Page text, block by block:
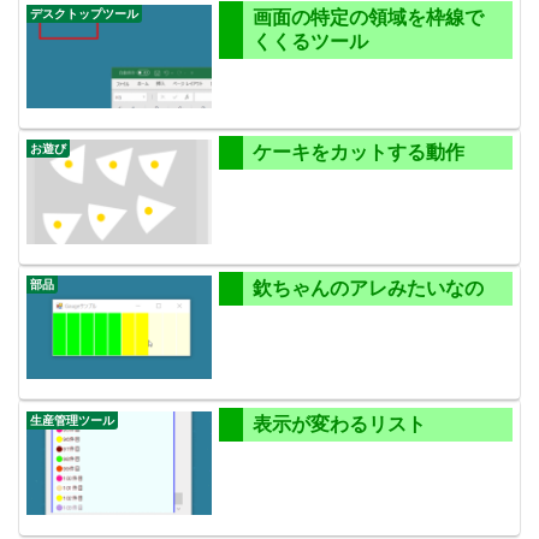
デスクトップツール
画面の特定の領域を枠線で
くくるツール
お遊び ケーキをカットする動作
部品 欽ちゃんのアレみたいなの
生産管理ツール 表示が変わるリスト